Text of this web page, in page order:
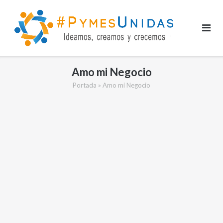
contenido
Amo mi Negocio
Portada » Amo mi Negocio